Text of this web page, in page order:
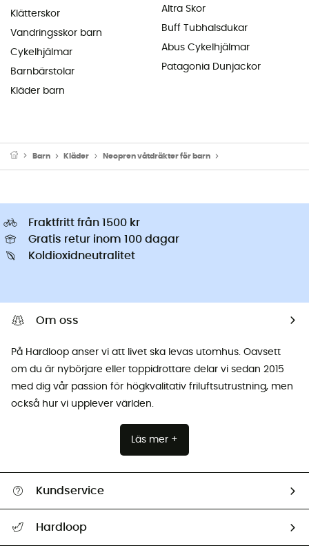
Klätterskor
Vandringsskor barn
Cykelhjälmar
Barnbärstolar
Kläder barn
Altra Skor
Buff Tubhalsdukar
Abus Cykelhjälmar
Patagonia Dunjackor
Barn Kläder Neopren våtdräkter för barn
Fraktfritt från 1500 kr
Gratis retur inom 100 dagar
Koldioxidneutralitet
Om oss
På Hardloop anser vi att livet ska levas utomhus. Oavsett
om du är nybörjare eller toppidrottare delar vi sedan 2015
med dig vår passion för högkvalitativ friluftsutrustning, men
också hur vi upplever världen.
Läs mer +
Kundservice
Hardloop